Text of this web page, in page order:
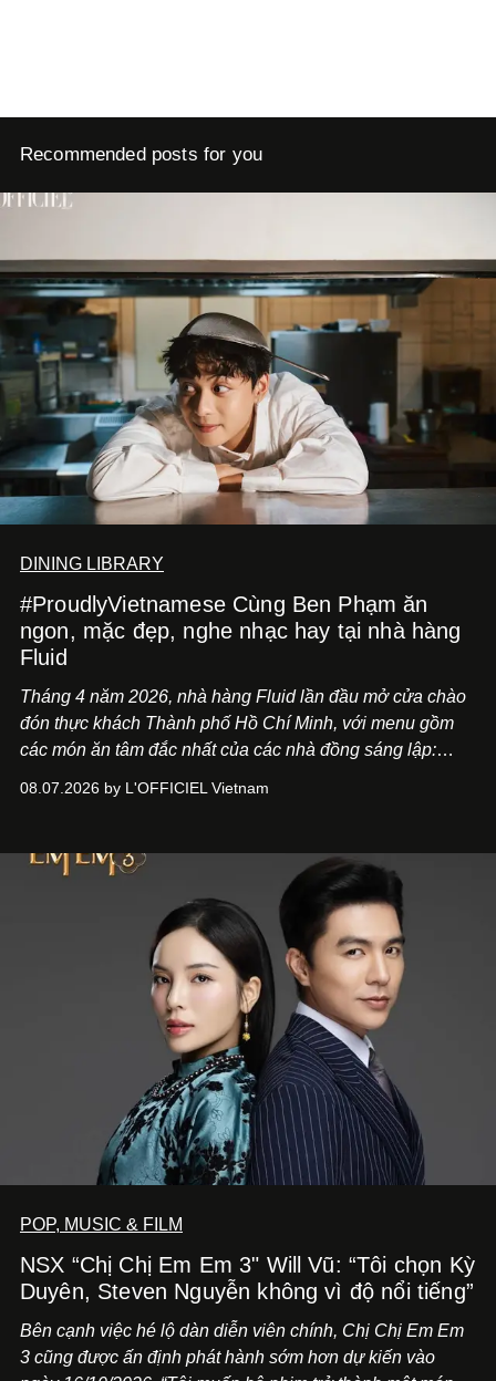
Recommended posts for you
DINING LIBRARY
#ProudlyVietnamese Cùng Ben Phạm ăn
ngon, mặc đẹp, nghe nhạc hay tại nhà hàng
Fluid
Tháng 4 năm 2026, nhà hàng Fluid lần đầu mở cửa chào
đón thực khách Thành phố Hồ Chí Minh, với menu gồm
các món ăn tâm đắc nhất của các nhà đồng sáng lập:
món ăn đa dạng từ Á đến Âu nhanh chóng được yêu thích
mang đến niềm vui cho thực khách.
08.07.2026 by L'OFFICIEL Vietnam
POP, MUSIC & FILM
NSX “Chị Chị Em Em 3" Will Vũ: “Tôi chọn Kỳ
Duyên, Steven Nguyễn không vì độ nổi tiếng”
Bên cạnh việc hé lộ dàn diễn viên chính, Chị Chị Em Em
3 cũng được ấn định phát hành sớm hơn dự kiến vào